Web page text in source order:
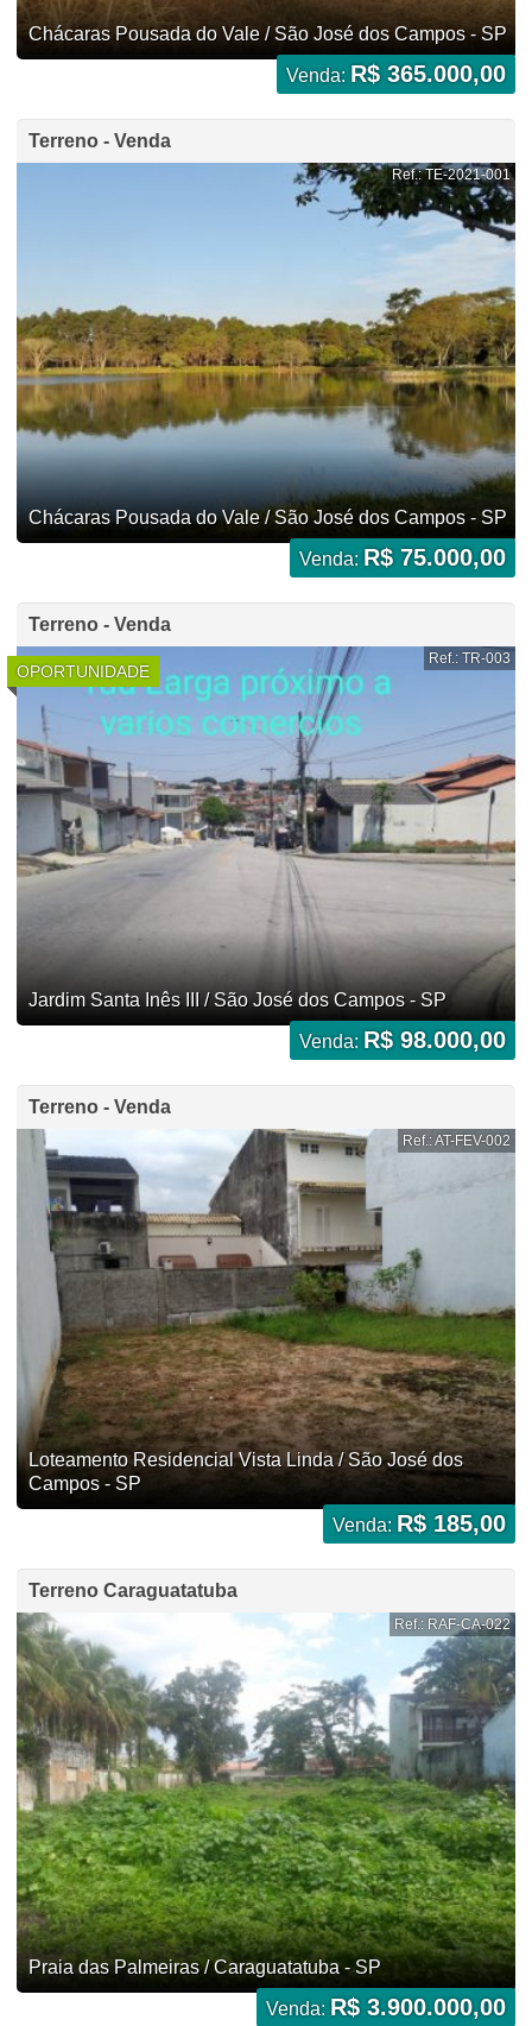
Chácaras Pousada do Vale / São José dos Campos - SP
Venda: R$ 365.000,00
Terreno - Venda
Ref.: TE-2021-001
Chácaras Pousada do Vale / São José dos Campos - SP
Venda: R$ 75.000,00
Terreno - Venda
OPORTUNIDADE
Ref.: TR-003
Jardim Santa Inês III / São José dos Campos - SP
Venda: R$ 98.000,00
Terreno - Venda
Ref.: AT-FEV-002
Loteamento Residencial Vista Linda / São José dos
Campos - SP
Venda: R$ 185,00
Terreno Caraguatatuba
Ref.: RAF-CA-022
Praia das Palmeiras / Caraguatatuba - SP
Venda: R$ 3.900.000,00